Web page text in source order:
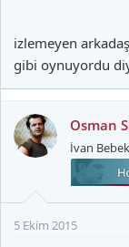
izlemeyen
gibi oynuyordu
Osman
İvan
5 Ekim 2015